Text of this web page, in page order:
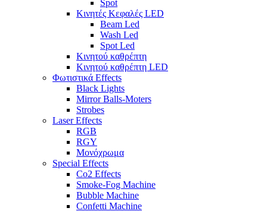
Spot
Κινητές Κεφαλές LED
Beam Led
Wash Led
Spot Led
Κινητού καθρέπτη
Κινητού καθρέπτη LED
Φωτιστικά Effects
Black Lights
Mirror Balls-Moters
Strobes
Laser Effects
RGB
RGY
Μονόχρωμα
Special Effects
Co2 Effects
Smoke-Fog Machine
Bubble Machine
Confetti Machine